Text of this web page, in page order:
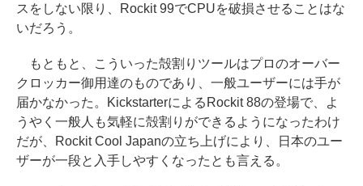
スをしない限り、Rockit 99でCPUを破損させることはな
いだろう。
もともと、こういった殻割りツールはプロのオーバー
クロッカー御用達のものであり、一般ユーザーには手が
届かなかった。KickstarterによるRockit 88の登場で、よ
うやく一般人も気軽に殻割りができるようになったわけ
だが、Rockit Cool Japanの立ち上げにより、日本のユー
ザーが一段と入手しやすくなったとも言える。